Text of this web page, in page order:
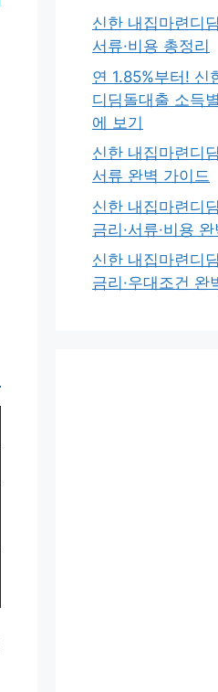
신한 내집마련디
서류·비용 총정리
연 1.85%부터! 신
디딤돌대출 소득
에 보기
신한 내집마련디
서류 완벽 가이드
신한 내집마련디
금리·서류·비용
신한 내집마련디
금리·우대조건 완